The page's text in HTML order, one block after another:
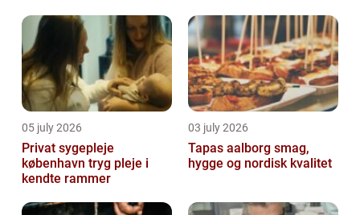
05 july 2026
Privat sygepleje
københavn tryg pleje i
kendte rammer
03 july 2026
Tapas aalborg smag,
hygge og nordisk kvalitet